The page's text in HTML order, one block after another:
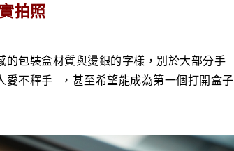
拍照
包裝盒材質與燙銀的字樣，別於大部分手
愛不釋手…，甚至希望能成為第一個打開盒子